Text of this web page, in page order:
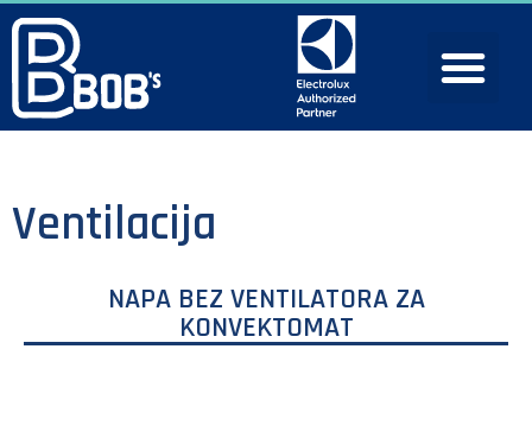
Ventilacija
NAPA BEZ VENTILATORA ZA
KONVEKTOMAT